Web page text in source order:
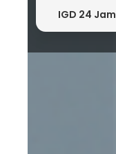
IGD 24 Jam